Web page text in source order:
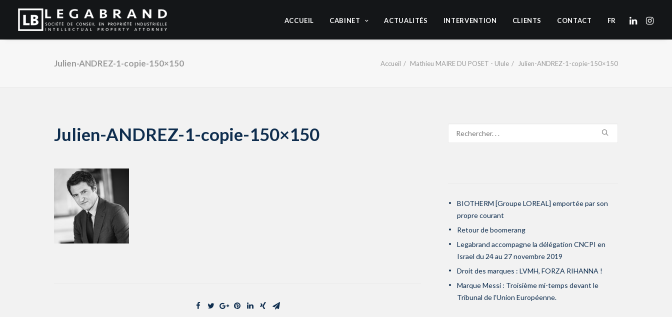
ACCUEIL CABINET ACTUALITÉS INTERVENTION CLIENTS CONTACT FR
Julien-ANDREZ-1-copie-150×150 Accueil Mathieu MAIRE DU POSET - Ulule Julien-ANDREZ-1-copie-150×150
Julien-ANDREZ-1-copie-150×150
BIOTHERM [Groupe LOREAL] emportée par son
propre courant
Retour de boomerang
Legabrand accompagne la délégation CNCPI en
Israel du 24 au 27 novembre 2019
Droit des marques : LVMH, FORZA RIHANNA !
Marque Messi : Troisième mi-temps devant le
Tribunal de l’Union Européenne.